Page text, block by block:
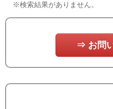
※検索結果がありません。
⇒ お問